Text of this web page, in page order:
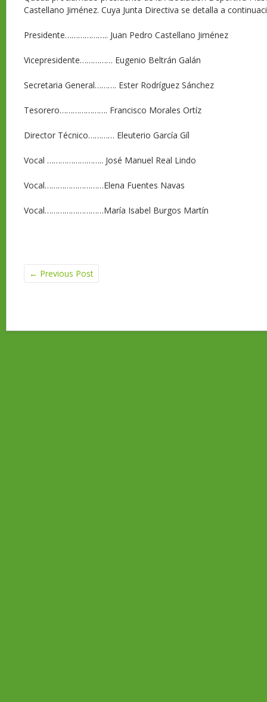
Castellano Jiménez. Cuya Junta Directiva se detalla a
Presidente……………….. Juan Pedro Castellano Jiménez
Vicepresidente…………… Eugenio Beltrán Galán
Secretaria General………. Ester Rodríguez Sánchez
Tesorero…………………. Francisco Morales Ortíz
Director Técnico………… Eleuterio García Gíl
Vocal …………………….. José Manuel Real Lindo
Vocal………………………Elena Fuentes Navas
Vocal………………………María Isabel Burgos Martín
← Previous Post